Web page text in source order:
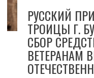
РУССКИЙ
ТРОИЦЫ Г.
СБОР
ВЕТЕРАНАМ